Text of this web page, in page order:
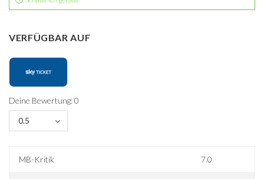
VERFÜGBAR AUF
Deine Bewertung: 0
0.5
MB-Kritik 7.0